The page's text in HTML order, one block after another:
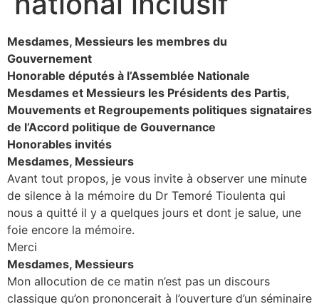
Mesdames, Messieurs les membres du
Gouvernement
Honorable députés à l’Assemblée Nationale
Mesdames et Messieurs les Présidents des Partis,
Mouvements et Regroupements politiques signataires
de l’Accord politique de Gouvernance
Honorables invités
Mesdames, Messieurs
Avant tout propos, je vous invite à observer une minute
de silence à la mémoire du Dr Temoré Tioulenta qui
nous a quitté il y a quelques jours et dont je salue, une
foie encore la mémoire.
Merci
Mesdames, Messieurs
Mon allocution de ce matin n’est pas un discours
classique qu’on prononcerait à l’ouverture d’un séminaire